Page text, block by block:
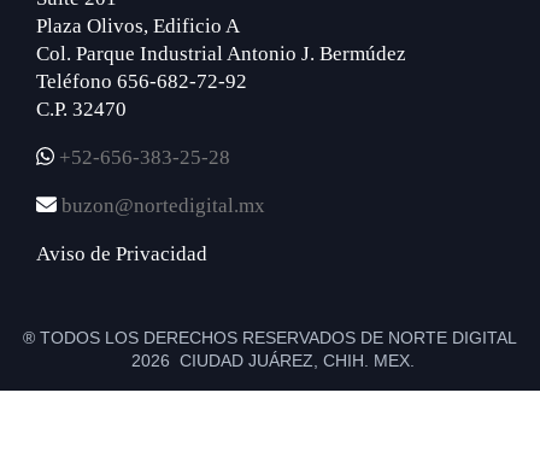
Plaza Olivos, Edificio A
Col. Parque Industrial Antonio J. Bermúdez
Teléfono 656-682-72-92
C.P. 32470
+52-656-383-25-28
buzon@nortedigital.mx
Aviso de Privacidad
® TODOS LOS DERECHOS RESERVADOS DE NORTE DIGITAL
2026 CIUDAD JUÁREZ, CHIH. MEX.